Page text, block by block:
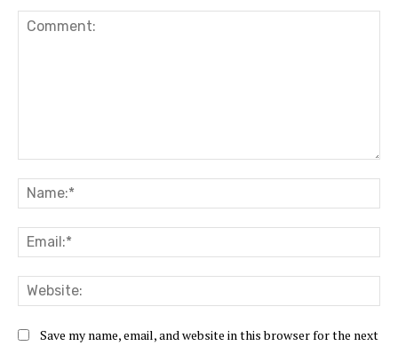
Save my name, email, and website in this browser for the next